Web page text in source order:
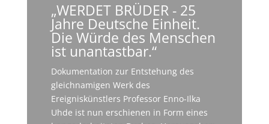
„WERDET BRÜDER - 25
Jahre Deutsche Einheit.
Die Würde des Menschen
ist unantastbar.“
Dokumentation zur Entstehung des
gleichnamigen Werk des
Ereigniskünstlers Professor Enno-Ilka
Uhde ist nun erschienen in Form eines